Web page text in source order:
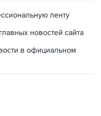
ленту
новостей сайта
в официальном